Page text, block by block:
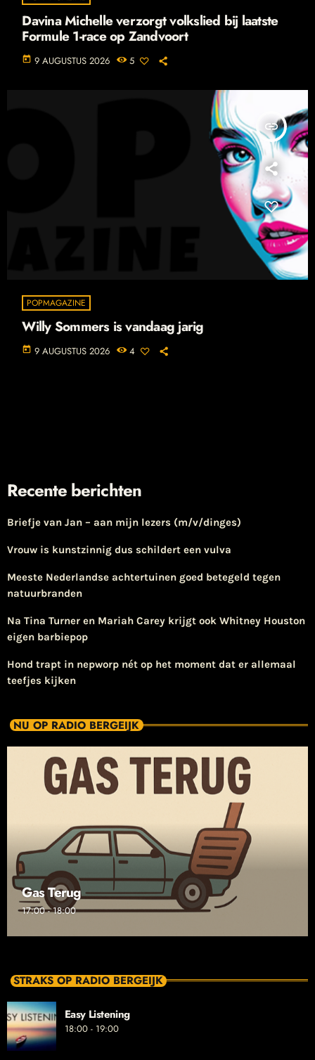
Davina Michelle verzorgt volkslied bij laatste
Formule 1-race op Zandvoort
today 9 AUGUSTUS 2026 5
insert_link
POPMAGAZINE
Willy Sommers is vandaag jarig
today 9 AUGUSTUS 2026 4
Recente berichten
Briefje van Jan – aan mijn lezers (m/v/dinges)
Vrouw is kunstzinnig dus schildert een vulva
Meeste Nederlandse achtertuinen goed betegeld tegen
natuurbranden
Na Tina Turner en Mariah Carey krijgt ook Whitney Houston
eigen barbiepop
Hond trapt in nepworp nét op het moment dat er allemaal
teefjes kijken
NU OP RADIO BERGEIJK
Gas Terug
17:00 - 18:00
STRAKS OP RADIO BERGEIJK
Easy Listening
18:00 - 19:00